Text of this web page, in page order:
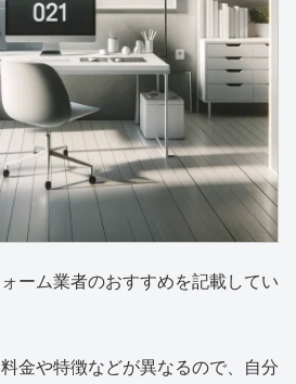
ーム業者のおすすめを記載してい
金や特徴などが異なるので、自分